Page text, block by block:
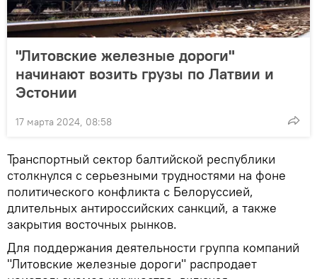
"Литовские железные дороги"
начинают возить грузы по Латвии и
Эстонии
17 марта 2024, 08:58
Транспортный сектор балтийской республики
столкнулся с серьезными трудностями на фоне
политического конфликта с Белоруссией,
длительных антироссийских санкций, а также
закрытия восточных рынков.
Для поддержания деятельности группа компаний
"Литовские железные дороги" распродает